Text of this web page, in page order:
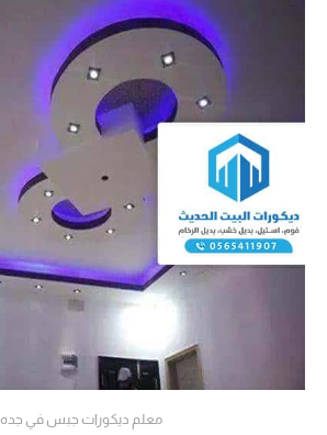
معلم ديكورات جبس في جده